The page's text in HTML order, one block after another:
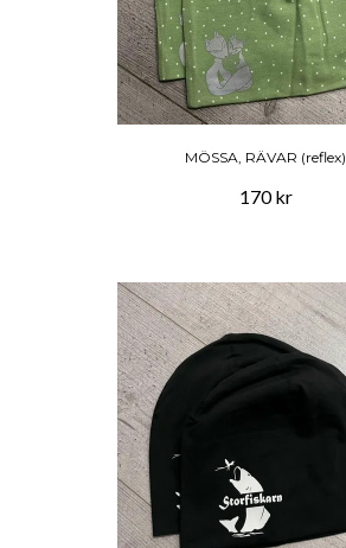
MÖSSA, RÄVAR (reflex)
170 kr